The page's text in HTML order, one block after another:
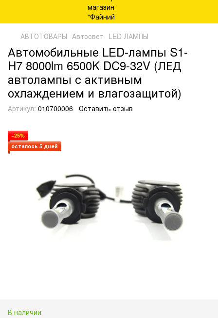
АВТОТОВАРЫ Автосвет LED ЛАМПЫ
Автомобильные LED-лампы S1-
H7 8000lm 6500K DC9-32V (ЛЕД
автолампы с активным
охлаждением и влагозащитой)
Артикул: 010700006 Оставить отзыв
−25%
осталось 5 дней
В наличии